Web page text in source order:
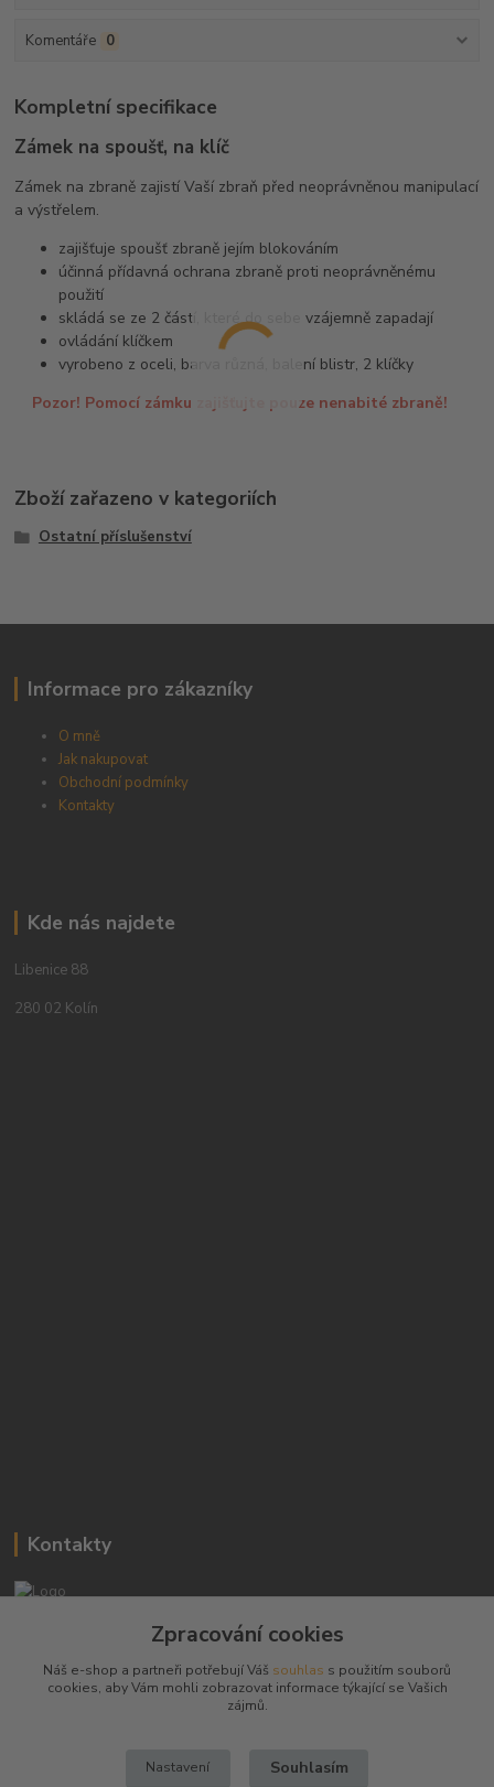
Komentáře 0
Kompletní specifikace
Zámek na spoušť, na klíč
Zámek na zbraně zajistí Vaší zbraň před neoprávněnou manipulací
a výstřelem.
zajišťuje spoušť zbraně jejím blokováním
účinná přídavná ochrana zbraně proti neoprávněnému
použití
skládá se ze 2 částí, které do sebe vzájemně zapadají
ovládání klíčkem
vyrobeno z oceli, barva různá, balení blistr, 2 klíčky
Pozor! Pomocí zámku zajišťujte pouze nenabité zbraně!
Zboží zařazeno v kategoriích
Ostatní příslušenství
Informace pro zákazníky
O mně
Jak nakupovat
Obchodní podmínky
Kontakty
Kde nás najdete
Libenice 88
280 02 Kolín
Kontakty
+420 603794370
zbranenaboje@seznam.cz
Zpracování cookies
Náš e-shop a partneři potřebují Váš souhlas s použitím souborů
cookies, aby Vám mohli zobrazovat informace týkající se Vašich
zájmů.
Nastavení Souhlasím